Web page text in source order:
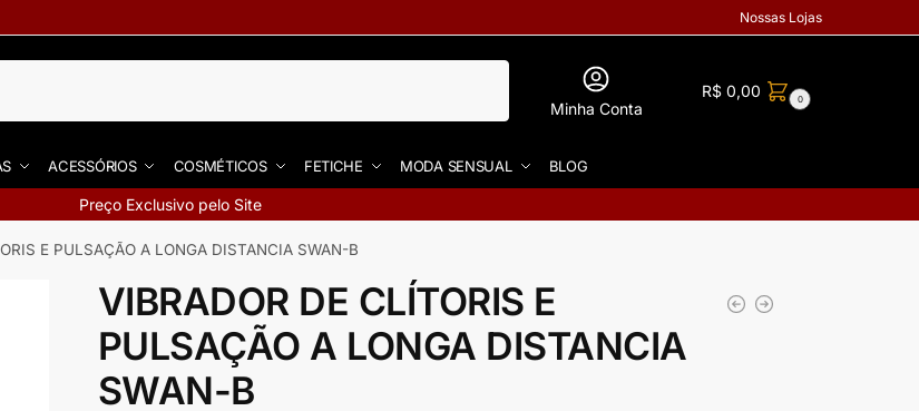
Nossas Lojas
Minha Conta
R$ 0,00 0
ACESSÓRIOS COSMÉTICOS FETICHE MODA SENSUAL BLOG
Preço Exclusivo pelo Site
E PULSAÇÃO A LONGA DISTANCIA SWAN-B
VIBRADOR DE CLÍTORIS E
PULSAÇÃO A LONGA DISTANCIA
SWAN-B